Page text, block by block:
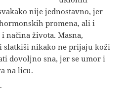
nije jednostavno, jer
promena, ali i
načina života. Masna,
slatkiši nikako ne prijaju koži
dovoljno sna, jer se umor i
na licu.
ukloniti bubuljice na licu